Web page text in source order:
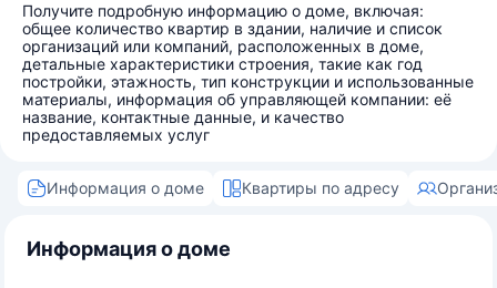
Получите подробную информацию о доме, включая:
общее количество квартир в здании, наличие и список
организаций или компаний, расположенных в доме,
детальные характеристики строения, такие как год
постройки, этажность, тип конструкции и использованные
материалы, информация об управляющей компании: её
название, контактные данные, и качество
предоставляемых услуг
Информация о доме Квартиры по адресу
Информация о доме